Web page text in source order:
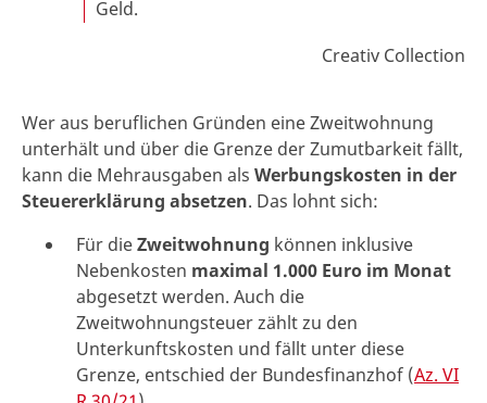
Geld.
Creativ Collection
Wer aus beruflichen Gründen eine Zweitwohnung
unterhält und über die Grenze der Zumutbarkeit fällt,
kann die Mehrausgaben als Werbungskosten in der
Steuererklärung absetzen. Das lohnt sich:
Für dieZweitwohnung können inklusive
Nebenkosten maximal 1.000 Euro im Monat
abgesetzt werden. Auch die
Zweitwohnungsteuer zählt zu den
Unterkunftskosten und fällt unter diese
Grenze, entschied der Bundesfinanzhof (Az. VI